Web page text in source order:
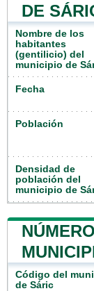
DE
Nombre de los
habitantes
(gentilicio) del
municipio de
Fecha
Población
Densidad de
población del
municipio de
Código del
de Sáric